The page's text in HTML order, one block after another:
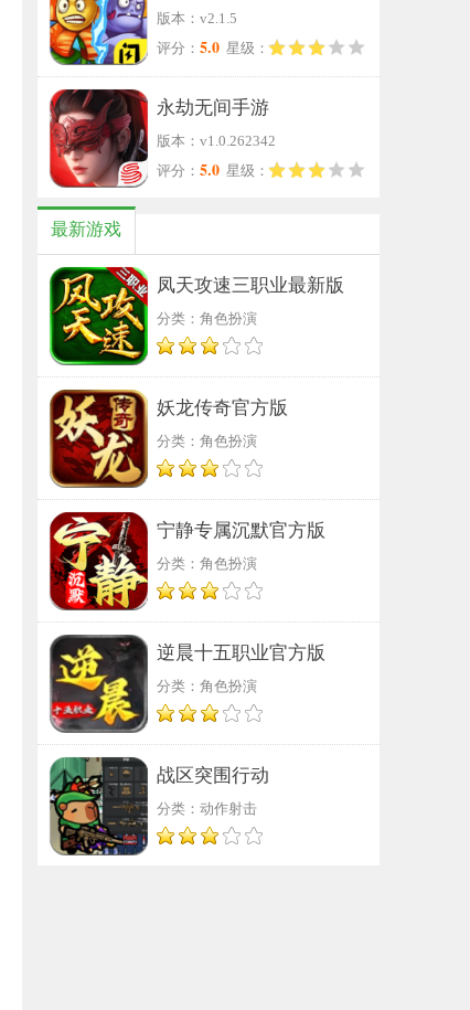
版本：v2.1.5
评分： 5.0 星级：
永劫无间手游
版本：v1.0.262342
评分： 5.0 星级：
最新游戏
凤天攻速三职业最新版
分类：角色扮演
妖龙传奇官方版
分类：角色扮演
宁静专属沉默官方版
分类：角色扮演
逆晨十五职业官方版
分类：角色扮演
战区突围行动
分类：动作射击